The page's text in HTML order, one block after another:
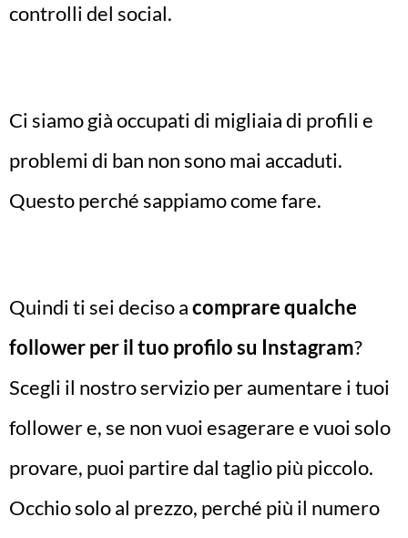
controlli del social.
Ci siamo già occupati di migliaia di profili e
problemi di ban non sono mai accaduti.
Questo perché sappiamo come fare.
Quindi ti sei deciso acomprare qualche
follower per il tuo profilo su Instagram?
Scegli il nostro servizio per aumentare i tuoi
follower e, se non vuoi esagerare e vuoi solo
provare, puoi partire dal taglio più piccolo.
Occhio solo al prezzo, perché più il numero